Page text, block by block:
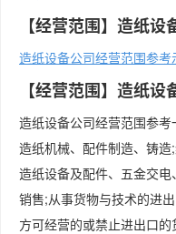
【经营范围】造纸设
造纸设备公司经营范围参考
【经营范围】造纸设
造纸设备公司经营范围参考
造纸机械、配件制造、铸
造纸设备及配件、五金交
销售;从事货物与技术的进
方可经营的或禁止进出口